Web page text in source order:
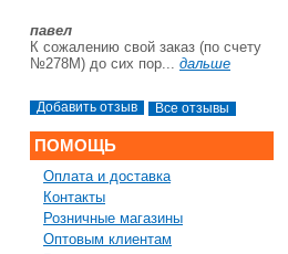
павел
К сожалению свой заказ (по счету
№278М) до сих пор... дальше
Все отзывы
ПОМОЩЬ
Оплата и доставка
Контакты
Розничные магазины
Оптовым клиентам